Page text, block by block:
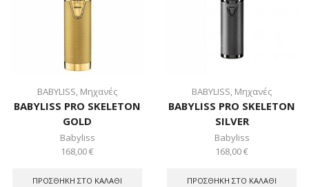
BABYLISS, Μηχανές
BABYLISS PRO SKELETON
GOLD
Babyliss
168,00€
ΠΡΟΣΘΉΚΗ ΣΤΟ ΚΑΛΆΘΙ
BABYLISS, Μηχανές
BABYLISS PRO SKELETON
SILVER
Babyliss
168,00€
ΠΡΟΣΘΉΚΗ ΣΤΟ ΚΑΛΆΘΙ